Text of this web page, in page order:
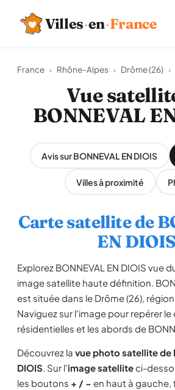
Villes·en·France
France › Rhône-Alpes › Drôme (26) ›
Vue
BONNEVAL
Avis sur BONNEVAL EN DIOIS
Villes à proximité
Carte satellite de
EN DIOIS
Explorez BONNEVAL EN DIOIS vue
image satellite haute définition.
est située dans le Drôme (26),
Naviguez sur l'image pour repérer le
résidentielles et les abords de
Découvrez la vue photo satellite de
DIOIS. Sur l'image satelliteci-
les boutons + / − en haut à gauche,